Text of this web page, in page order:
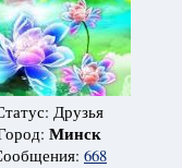
Друзья
Минск
668